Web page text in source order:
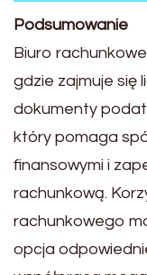
Podsumowanie
Biuro
gdzie zajmuje się
dokumenty
który pomaga
finansowymi i
rachunkową.
rachunkowego
opcja